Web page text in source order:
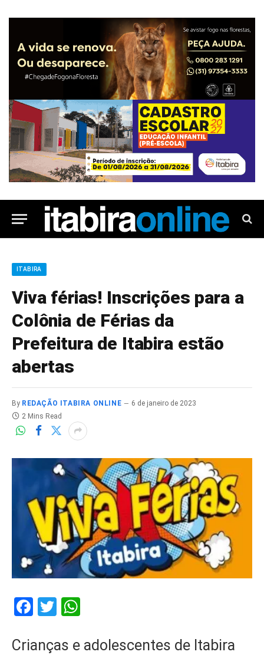
ITABIRA
Viva férias! Inscrições para a
Colônia de Férias da
Prefeitura de Itabira estão
abertas
By REDAÇÃO ITABIRA ONLINE
6 de janeiro de 2023
2 Mins Read
Facebook
Twitter
Crianças e adolescentes de Itabira